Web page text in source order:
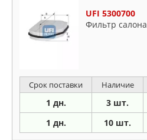
UFI 5300700
Фильтр салона
Срок поставки Наличие
1 дн. 3 шт.
1 дн. 10 шт.